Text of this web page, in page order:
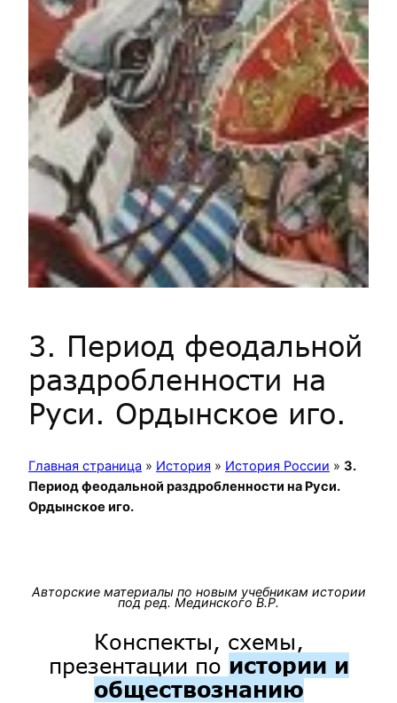
3. Период феодальной
раздробленности на
Руси. Ордынское иго.
Главная страница » История » История России » 3.
Период феодальной раздробленности на Руси.
Ордынское иго.
Авторские материалы по новым учебникам истории
под ред. Мединского В.Р.
Конспекты, схемы,
презентации по истории и
обществознанию